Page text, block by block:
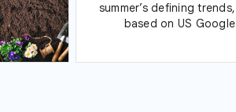
summer’s defining trends,
based on US Google